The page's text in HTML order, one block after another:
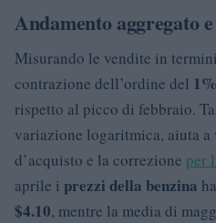
Andamento aggregato
Misurando le vendite in
contrazione dell’ordine del
rispetto al picco di febbraio.
variazione logaritmica, aiuta
d’acquisto e la correzione per
aprile i prezzi della benzina
$4.10, mentre la media di